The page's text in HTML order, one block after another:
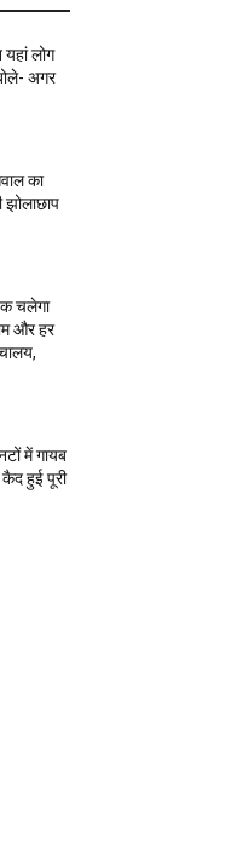
लोग
अगर
का
झोलाछाप
चलेगा
और हर
में गायब
हुई पूरी